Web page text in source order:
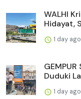
WALHI
Hidayat,
1 day ago
Duduki
1 day ago